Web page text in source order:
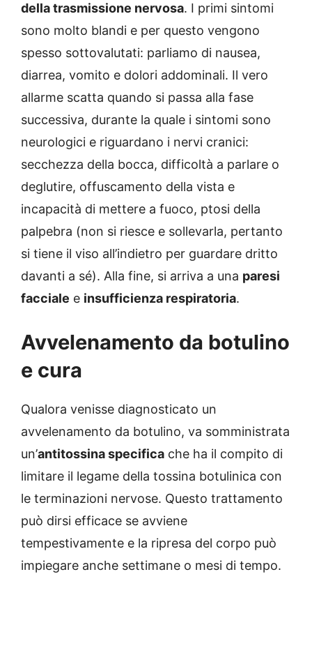
della trasmissione nervosa. I primi sintomi
sono molto blandi e per questo vengono
spesso sottovalutati: parliamo di nausea,
diarrea, vomito e dolori addominali. Il vero
allarme scatta quando si passa alla fase
successiva, durante la quale i sintomi sono
neurologici e riguardano i nervi cranici:
secchezza della bocca, difficoltà a parlare o
deglutire, offuscamento della vista e
incapacità di mettere a fuoco, ptosi della
palpebra (non si riesce e sollevarla, pertanto
si tiene il viso all’indietro per guardare dritto
davanti a sé). Alla fine, si arriva a una paresi
facciale e insufficienza respiratoria.
Avvelenamento da botulino
e cura
Qualora venisse diagnosticato un
avvelenamento da botulino, va somministrata
un’antitossina specifica che ha il compito di
limitare il legame della tossina botulinica con
le terminazioni nervose. Questo trattamento
può dirsi efficace se avviene
tempestivamente e la ripresa del corpo può
impiegare anche settimane o mesi di tempo.